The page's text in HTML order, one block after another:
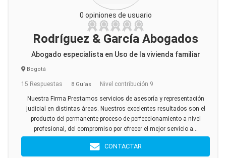
0 opiniones de usuario
Rodríguez & García Abogados
Abogado especialista en Uso de la vivienda familiar
Bogotá
15 Respuestas 8 Guías Nivel contribución 9
Nuestra Firma Prestamos servicios de asesoría y representación
judicial en distintas áreas. Nuestros excelentes resultados son el
producto del permanente proceso de perfeccionamiento a nivel
profesional, del compromiso por ofrecer el mejor servicio a...
CONTACTAR